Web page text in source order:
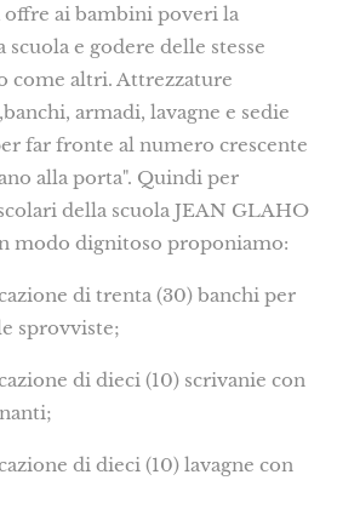
ai bambini poveri la
e godere delle stesse
come altri. Attrezzature
armadi, lavagne e sedie
far fronte al numero crescente
alla porta". Quindi per
della scuola JEAN GLAHO
modo dignitoso proponiamo:
di trenta (30) banchi per
sprovviste;
di dieci (10) scrivanie con
di dieci (10) lavagne con